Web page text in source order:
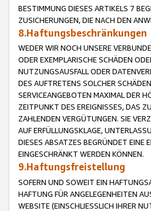
BESTIMMUNG DIESES ARTIKELS 7
ZUSICHERUNGEN, DIE NACH DEN
8.Haftungsbeschränkungen
WEDER WIR NOCH UNSERE
ODER EXEMPLARISCHE SCHÄDEN
NUTZUNGSAUSFALL ODER
DES AUFTRETENS SOLCHER
SERVICEANGEBOTEN MAXIMAL DER
ZEITPUNKT DES EREIGNISSES, DAS
ZAHLENDEN VERGÜTUNGEN. SIE
AUF ERFÜLLUNGSKLAGE,
DIESES ABSATZES BEGRÜNDET EINE
EINGESCHRÄNKT WERDEN KÖNNEN.
9.Haftungsfreistellung
SOFERN UND SOWEIT EIN
HAFTUNG FÜR ANGELEGENHEITEN
WEBSITE (EINSCHLIESSLICH IHRER